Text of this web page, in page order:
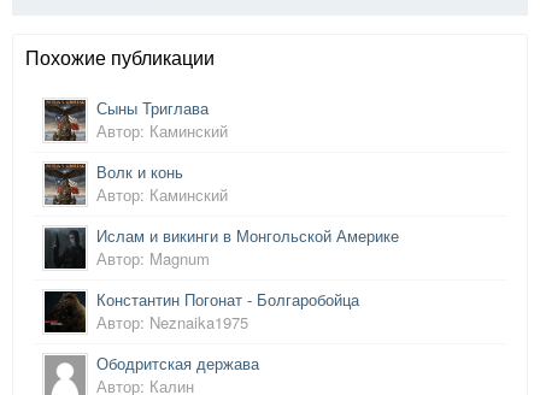
Похожие публикации
Сыны Триглава
Автор: Каминский
Волк и конь
Автор: Каминский
Ислам и викинги в Монгольской Америке
Автор: Magnum
Константин Погонат - Болгаробойца
Автор: Neznaika1975
Ободритская держава
Автор: Калин